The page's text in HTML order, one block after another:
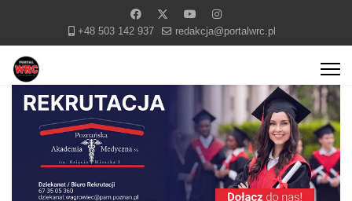
+48 503 142 937 redakcja@portalwrc.pl